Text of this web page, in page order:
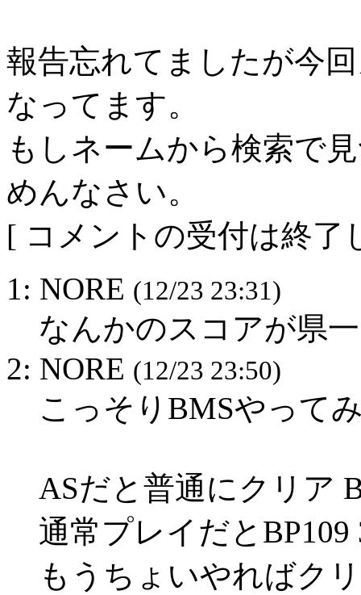
報告忘れてましたが今
なってます。
もしネームから検索で
めんなさい。
[ コメントの受付は終了
1: NORE (12/23 23:31)
なんかのスコアが県
2: NORE (12/23 23:50)
こっそりBMSやって
ASだと普通にクリア
通常プレイだとBP109
もうちょいやればク